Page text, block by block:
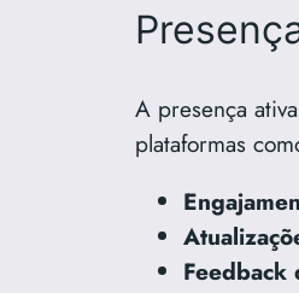
A presença
plataformas
Feedback